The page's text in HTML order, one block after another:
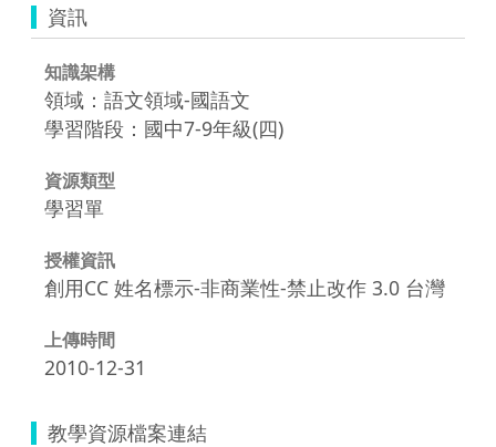
資訊
知識架構
領域：語文領域-國語文
學習階段：國中7-9年級(四)
資源類型
學習單
授權資訊
創用CC 姓名標示-非商業性-禁止改作 3.0 台灣
上傳時間
2010-12-31
教學資源檔案連結